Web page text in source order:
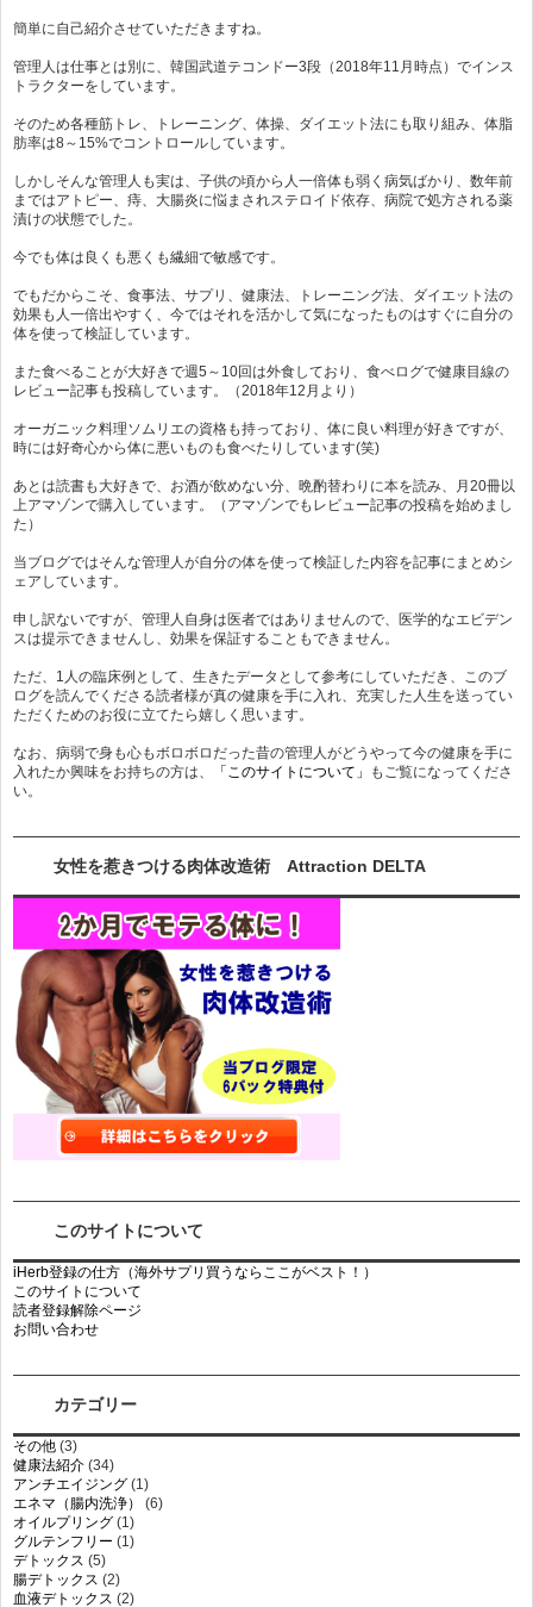
簡単に自己紹介させていただきますね。
管理人は仕事とは別に、韓国武道テコンドー3段（2018年11月時点）でインス
トラクターをしています。
そのため各種筋トレ、トレーニング、体操、ダイエット法にも取り組み、体脂
肪率は8～15%でコントロールしています。
しかしそんな管理人も実は、子供の頃から人一倍体も弱く病気ばかり、数年前
まではアトピー、痔、大腸炎に悩まされステロイド依存、病院で処方される薬
漬けの状態でした。
今でも体は良くも悪くも繊細で敏感です。
でもだからこそ、食事法、サプリ、健康法、トレーニング法、ダイエット法の
効果も人一倍出やすく、今ではそれを活かして気になったものはすぐに自分の
体を使って検証しています。
また食べることが大好きで週5～10回は外食しており、食べログで健康目線の
レビュー記事も投稿しています。（2018年12月より）
オーガニック料理ソムリエの資格も持っており、体に良い料理が好きですが、
時には好奇心から体に悪いものも食べたりしています(笑)
あとは読書も大好きで、お酒が飲めない分、晩酌替わりに本を読み、月20冊以
上アマゾンで購入しています。（アマゾンでもレビュー記事の投稿を始めまし
た）
当ブログではそんな管理人が自分の体を使って検証した内容を記事にまとめシ
ェアしています。
申し訳ないですが、管理人自身は医者ではありませんので、医学的なエビデン
スは提示できませんし、効果を保証することもできません。
ただ、1人の臨床例として、生きたデータとして参考にしていただき、このブ
ログを読んでくださる読者様が真の健康を手に入れ、充実した人生を送ってい
ただくためのお役に立てたら嬉しく思います。
なお、病弱で身も心もボロボロだった昔の管理人がどうやって今の健康を手に
入れたか興味をお持ちの方は、
「このサイトについて」
もご覧になってくださ
い。
女性を惹きつける肉体改造術 Attraction DELTA
このサイトについて
iHerb登録の仕方（海外サプリ買うならここがベスト！）
このサイトについて
読者登録解除ページ
お問い合わせ
カテゴリー
その他 (3)
健康法紹介 (34)
アンチエイジング (1)
エネマ（腸内洗浄）
(6)
オイルプリング (1)
グルテンフリー (1)
デトックス (5)
腸デトックス (2)
血液デトックス (2)